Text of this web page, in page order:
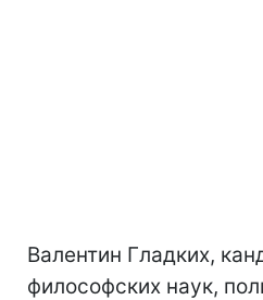
Валентин Гладких,
философских наук,